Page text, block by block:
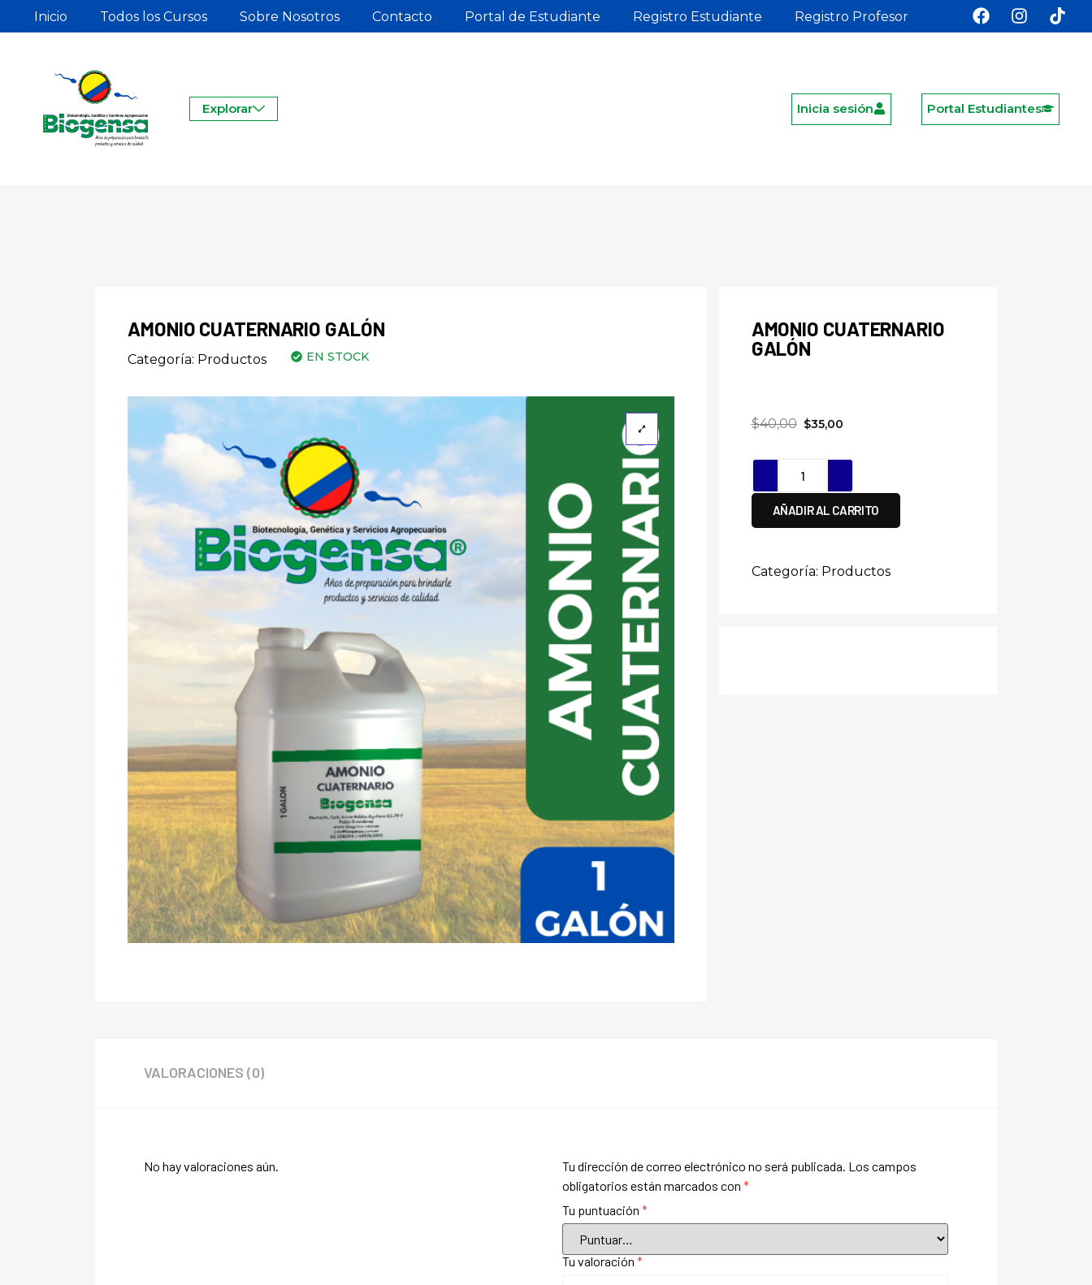
Inicio Todos los Cursos Sobre Nosotros Contacto Portal de Estudiante Registro Estudiante Registro Profesor
Explorar Inicia sesión Portal Estudiantes
AMONIO CUATERNARIO GALÓN
Categoría: Productos EN STOCK
AMONIO CUATERNARIO
GALÓN
$40,00 $35,00
AÑADIR AL CARRITO
Categoría: Productos
VALORACIONES (0)
No hay valoraciones aún. Tu dirección de correo electrónico no será publicada. Los campos
obligatorios están marcados con *
Tu puntuación *
Tu valoración *